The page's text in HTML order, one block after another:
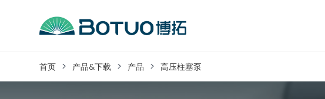
客户服务
如果您遇到任何疑问，可以通过以下方式联系我们
首页 产品&下载 产品 高压柱塞泵